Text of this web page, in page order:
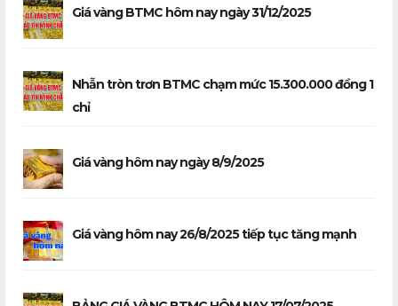
Giá vàng BTMC hôm nay ngày 31/12/2025
Nhẫn tròn trơn BTMC chạm mức 15.300.000 đồng 1
chỉ
Giá vàng hôm nay ngày 8/9/2025
Giá vàng hôm nay 26/8/2025 tiếp tục tăng mạnh